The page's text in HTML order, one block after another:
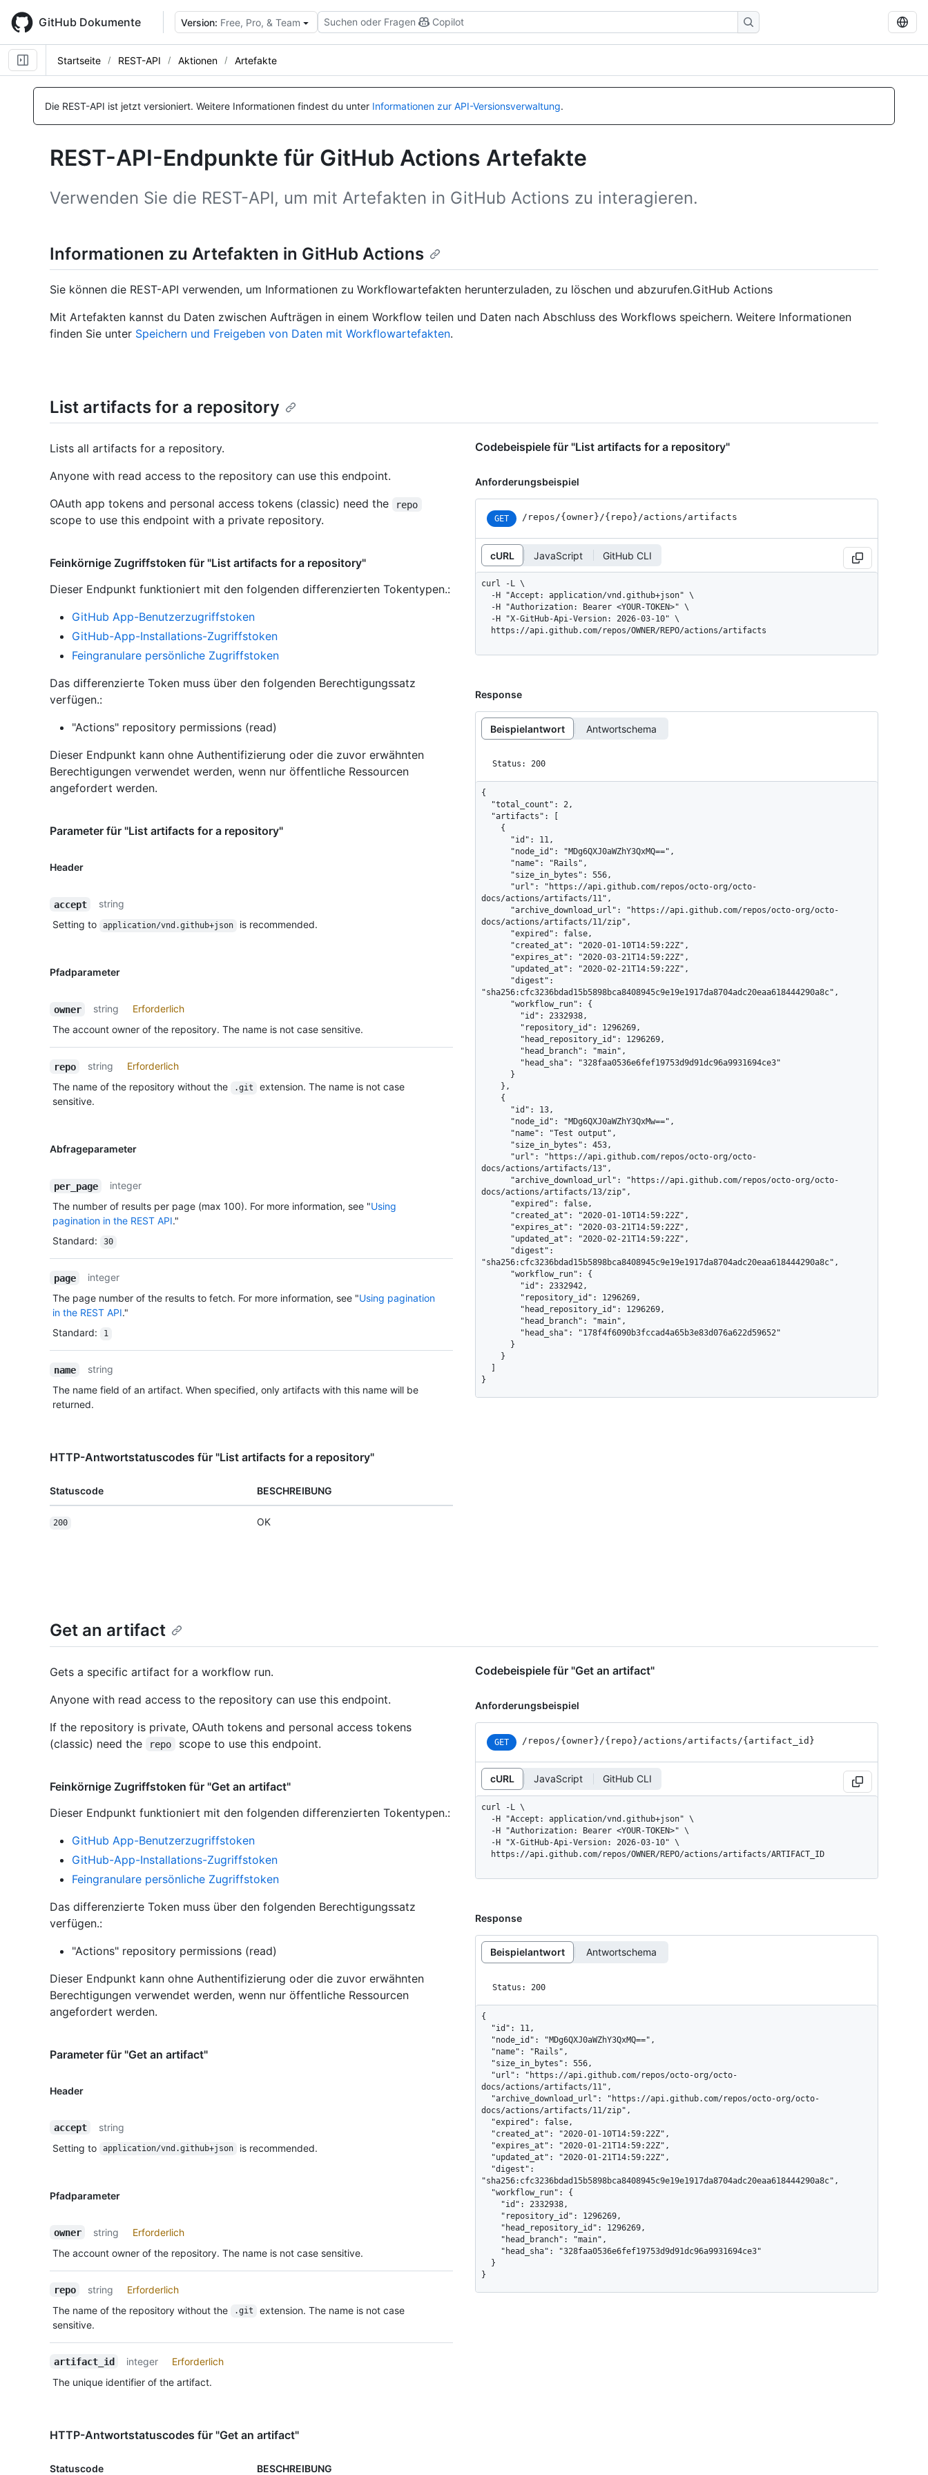
main
content
GitHub Dokumente Version: Free, Pro, & Team Suchen oder Fragen Copilot
Startseite REST-API Aktionen Artefakte
Die REST-API ist jetzt versioniert. Weitere Informationen findest du unter Informationen zur API-Versionsverwaltung.
REST-API-Endpunkte für GitHub Actions Artefakte
Verwenden Sie die REST-API, um mit Artefakten in GitHub Actions zu interagieren.
Informationen zu Artefakten in GitHub Actions
Sie können die REST-API verwenden, um Informationen zu Workflowartefakten herunterzuladen, zu löschen und abzurufen.GitHub Actions
Mit Artefakten kannst du Daten zwischen Aufträgen in einem Workflow teilen und Daten nach Abschluss des Workflows speichern. Weitere Informationen
finden Sie unter Speichern und Freigeben von Daten mit Workflowartefakten.
List artifacts for a repository
Lists all artifacts for a repository.
Anyone with read access to the repository can use this endpoint.
OAuth app tokens and personal access tokens (classic) need the
repo
scope to use this endpoint with a private repository.
Feinkörnige Zugriffstoken für "List artifacts for a repository"
Dieser Endpunkt funktioniert mit den folgenden differenzierten Tokentypen.:
GitHub App-Benutzerzugriffstoken
GitHub-App-Installations-Zugriffstoken
Feingranulare persönliche Zugriffstoken
Das differenzierte Token muss über den folgenden Berechtigungssatz
verfügen.:
"Actions" repository permissions (read)
Dieser Endpunkt kann ohne Authentifizierung oder die zuvor erwähnten
Berechtigungen verwendet werden, wenn nur öffentliche Ressourcen
angefordert werden.
Parameter für "List artifacts for a repository"
Header
Name, Typ,
BESCHREIBUNG
accept
string
Setting to
application/vnd.github+json is recommended.
Pfadparameter
Name, Typ,
BESCHREIBUNG
owner string
Erforderlich
The account owner of the repository. The name is not case sensitive.
repo string
Erforderlich
The name of the repository without the
.git
extension. The name is not case
sensitive.
Abfrageparameter
Name, Typ,
BESCHREIBUNG
per_page
integer
The number of results per page (max 100). For more information, see "Using
pagination in the REST API."
Standard: 30
page
integer
The page number of the results to fetch. For more information, see "Using pagination
in the REST API."
Standard: 1
name
string
The name field of an artifact. When specified, only artifacts with this name will be
returned.
HTTP-Antwortstatuscodes für "List artifacts for a repository"
Statuscode BESCHREIBUNG
200 OK
Codebeispiele für "List artifacts for a repository"
Anforderungsbeispiel
GET /repos/{owner}/{repo}/actions/artifacts
cURL JavaScript GitHub CLI
curl -L \
  https://api.github.com/repos/OWNER/REPO/actions/artifacts
Response
Beispielantwort Antwortschema
Status: 200
{
docs/actions/artifacts/11",
docs/actions/artifacts/11/zip",
"sha256:cfc3236bdad15b5898bca8408945c9e19e1917da8704adc20eaa618444290a8c",
docs/actions/artifacts/13",
docs/actions/artifacts/13/zip",
"sha256:cfc3236bdad15b5898bca8408945c9e19e1917da8704adc20eaa618444290a8c",
}
Get an artifact
Gets a specific artifact for a workflow run.
Anyone with read access to the repository can use this endpoint.
If the repository is private, OAuth tokens and personal access tokens
(classic) need the
repo scope to use this endpoint.
Feinkörnige Zugriffstoken für "Get an artifact"
Dieser Endpunkt funktioniert mit den folgenden differenzierten Tokentypen.:
GitHub App-Benutzerzugriffstoken
GitHub-App-Installations-Zugriffstoken
Feingranulare persönliche Zugriffstoken
Das differenzierte Token muss über den folgenden Berechtigungssatz
verfügen.:
"Actions" repository permissions (read)
Dieser Endpunkt kann ohne Authentifizierung oder die zuvor erwähnten
Berechtigungen verwendet werden, wenn nur öffentliche Ressourcen
angefordert werden.
Parameter für "Get an artifact"
Header
Name, Typ,
BESCHREIBUNG
accept
string
Setting to
application/vnd.github+json is recommended.
Pfadparameter
Name, Typ,
BESCHREIBUNG
owner string
Erforderlich
The account owner of the repository. The name is not case sensitive.
repo string
Erforderlich
The name of the repository without the
.git
extension. The name is not case
sensitive.
artifact_id integer
Erforderlich
The unique identifier of the artifact.
HTTP-Antwortstatuscodes für "Get an artifact"
Statuscode BESCHREIBUNG
Codebeispiele für "Get an artifact"
Anforderungsbeispiel
GET /repos /{owner} /{repo} /actions /artifacts /{artifact_ id}
cURL JavaScript GitHub CLI
curl -L \
  https://api.github.com/repos/OWNER/REPO/actions/artifacts/ARTIFACT_ID
Response
Beispielantwort Antwortschema
Status: 200
{
docs/actions/artifacts/11",
docs/actions/artifacts/11/zip",
"sha256:cfc3236bdad15b5898bca8408945c9e19e1917da8704adc20eaa618444290a8c",
}
Name, Typ,
BESCHREIBUNG
Name, Typ,
BESCHREIBUNG
Name, Typ,
BESCHREIBUNG
Name, Typ,
BESCHREIBUNG
Name, Typ,
BESCHREIBUNG
Name, Typ,
BESCHREIBUNG
Name, Typ,
BESCHREIBUNG